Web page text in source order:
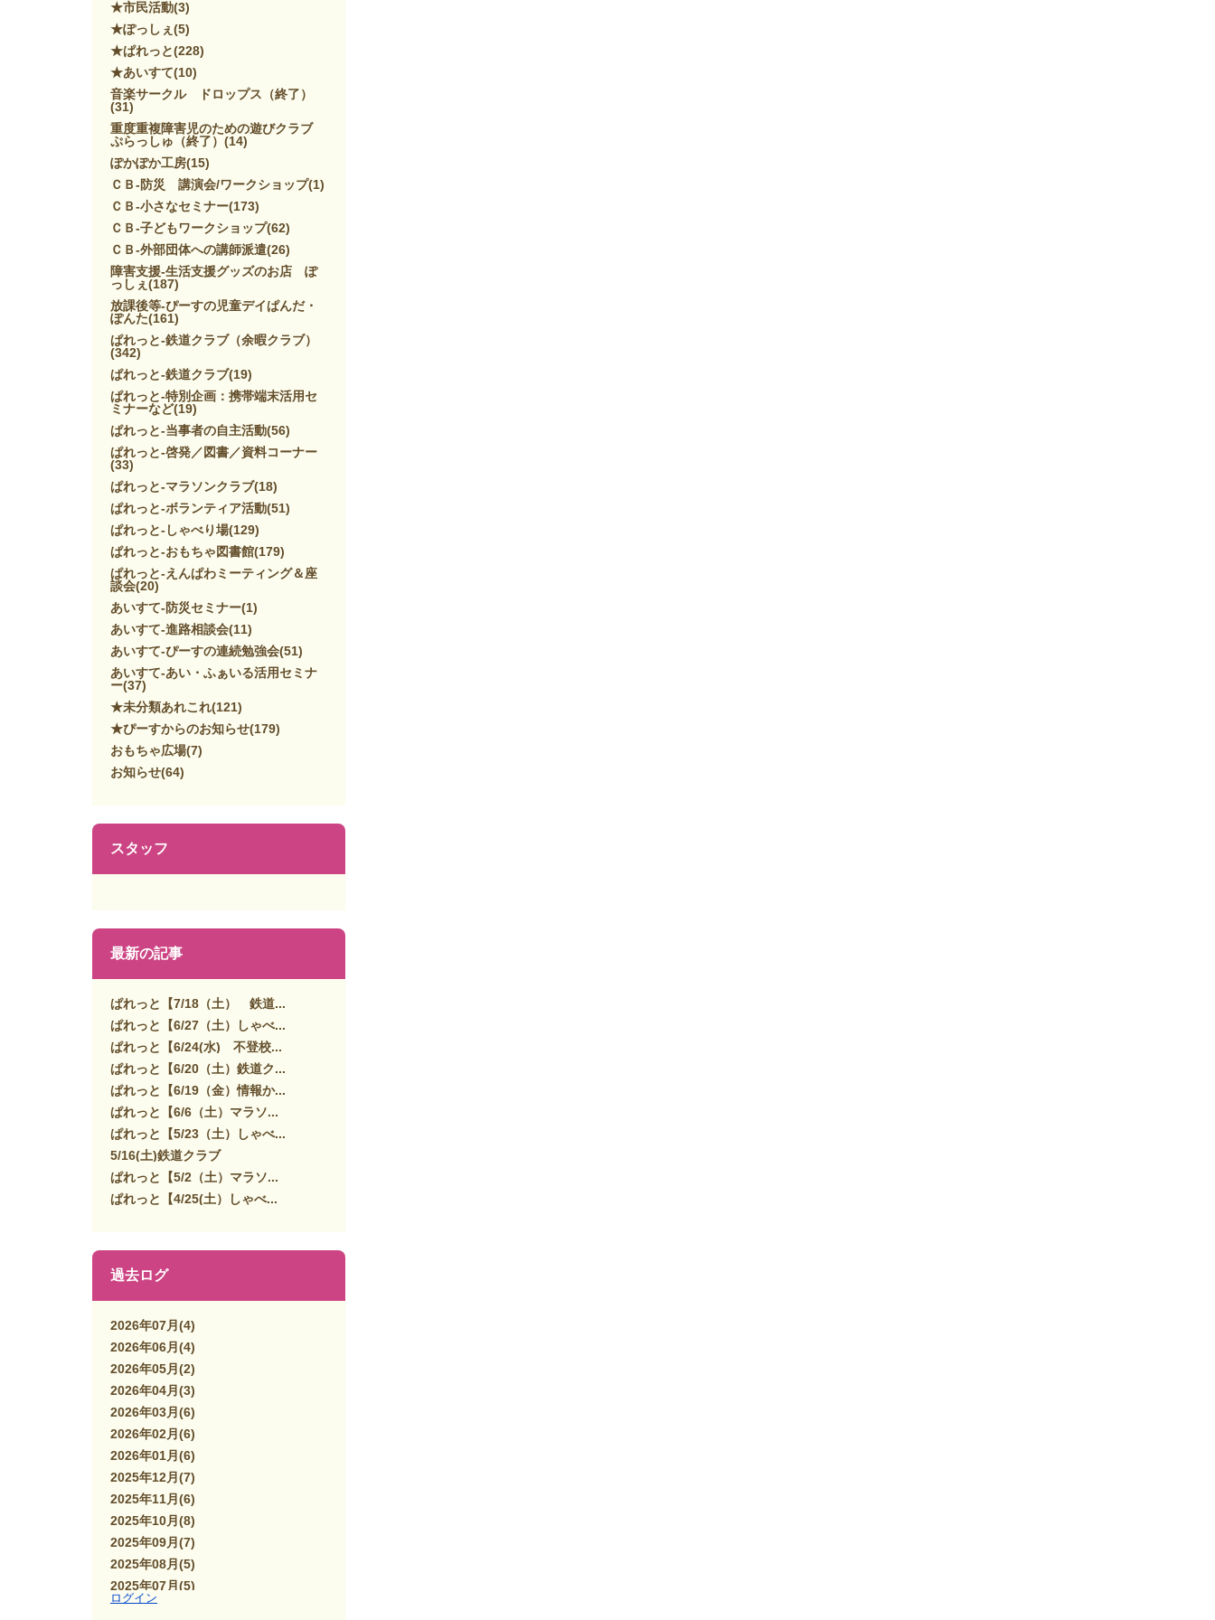
★市民活動(3)
★ぽっしぇ (5)
★ぱれっと(228)
★あいすて(10)
音楽サークル ドロップス（終了）
(31)
重度重複障害児のための遊びクラブ
ぷらっしゅ（終了） (14)
ぽかぽか工房(15)
ＣＢ-防災 講演会/ワークショップ(1)
ＣＢ-小さなセミナー(173)
ＣＢ-子どもワークショップ(62)
ＣＢ-外部団体への講師派遣(26)
障害支援-生活支援グッズのお店 ぽ
っしぇ (187)
放課後等-ぴーすの児童デイぱんだ・
ぽんた(161)
ぱれっと-鉄道クラブ（余暇クラブ）
(342)
ぱれっと-鉄道クラブ(19)
ぱれっと-特別企画：携帯端末活用セ
ミナーなど(19)
ぱれっと-当事者の自主活動(56)
ぱれっと-啓発／図書／資料コーナー
(33)
ぱれっと-マラソンクラブ(18)
ぱれっと-ボランティア活動(51)
ぱれっと-しゃべり場(129)
ぱれっと-おもちゃ図書館(179)
ぱれっと-えんぱわミーティング＆座
談会(20)
あいすて-防災セミナー(1)
あいすて-進路相談会(11)
あいすて-ぴーすの連続勉強会(51)
あいすて-あい・ふぁいる活用セミナ
ー(37)
★未分類あれこれ(121)
★ぴーすからのお知らせ(179)
おもちゃ広場(7)
お知らせ(64)
スタッフ
最新の記事
ぱれっと【7/18（土） 鉄道...
ぱれっと【6/27（土）しゃべ...
ぱれっと【6/24(水) 不登校...
ぱれっと【6/20（土）鉄道ク...
ぱれっと【6/19（金）情報か...
ぱれっと【6/6（土）マラソ...
ぱれっと【5/23（土）しゃべ...
5/16(土)鉄道クラブ
ぱれっと【5/2（土）マラソ...
ぱれっと【4/25(土）しゃべ...
過去ログ
2026年07月 (4)
2026年06月 (4)
2026年05月 (2)
2026年04月 (3)
2026年03月 (6)
2026年02月 (6)
2026年01月 (6)
2025年12月 (7)
2025年11月 (6)
2025年10月 (8)
2025年09月 (7)
2025年08月 (5)
2025年07月 (5)
2025年06月
ログイン